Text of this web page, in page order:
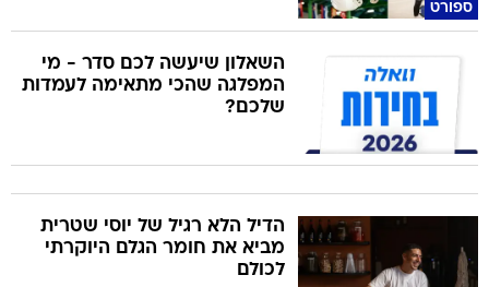
ספורט
השאלון שיעשה לכם סדר - מי
המפלגה שהכי מתאימה לעמדות
שלכם?
הדיל הלא רגיל של יוסי שטרית
מביא את חומר הגלם היוקרתי
לכולם